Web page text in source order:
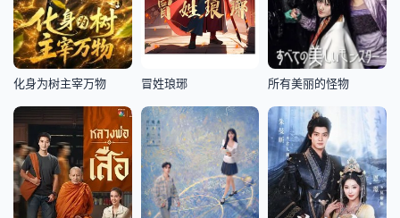
化身为树主宰万物 冒姓琅琊 所有美丽的怪物